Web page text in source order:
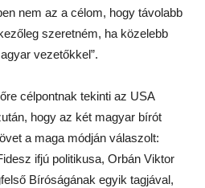
nem az a célom, hogy távolabb
szeretném, ha közelebb
vezetőkkel”.
célpontnak tekinti az USA
hogy az két magyar bírót
a maga módján válaszolt:
ifjú politikusa, Orbán Viktor
Bíróságának egyik tagjával,